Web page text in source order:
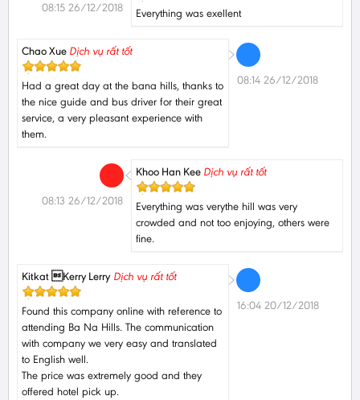
Everything was exellent
08:15 26/12/2018
Chao Xue Dịch vụ rất tốt
Had a great day at the bana hills, thanks to
the nice guide and bus driver for their great
service, a very pleasant experience with
them.
08:14 26/12/2018
Khoo Han Kee Dịch vụ rất tốt
Everything was verythe hill was very
crowded and not too enjoying, others were
fine.
08:13 26/12/2018
Kitkat Kerry Lerry Dịch vụ rất tốt
Found this company online with reference to
attending Ba Na Hills. The communication
with company we very easy and translated
to English well.
The price was extremely good and they
offered hotel pick up.
16:04 20/12/2018